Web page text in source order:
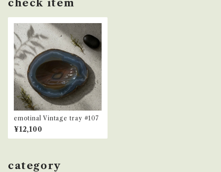
check item
emotinal Vintage tray #107
¥12,100
category